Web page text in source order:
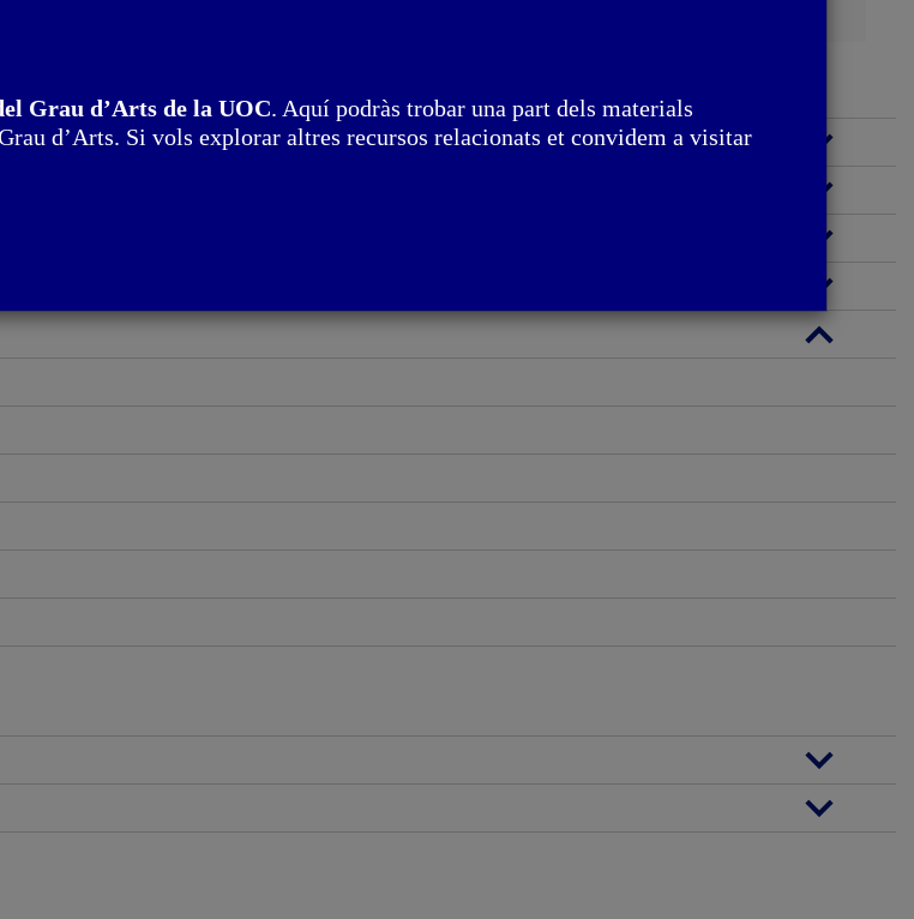
Grau d’Arts de la UOC. Aquí podràs trobar una part dels materials
d’Arts. Si vols explorar altres recursos relacionats et convidem a visitar